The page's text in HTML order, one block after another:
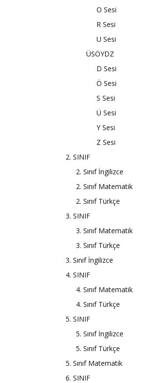
O Sesi
R Sesi
U Sesi
ÜSÖYDZ
D Sesi
Ö Sesi
S Sesi
Ü Sesi
Y Sesi
Z Sesi
2. SINIF
2. Sınıf İngilizce
2. Sınıf Matematik
2. Sınıf Türkçe
3. SINIF
3. Sınıf Matematik
3. Sınıf Türkçe
3. Sınıf İngilizce
4. SINIF
4. Sınıf Matematik
4. Sınıf Türkçe
5. SINIF
5. Sınıf İngilizce
5. Sınıf Türkçe
5. Sınıf Matematik
6. SINIF